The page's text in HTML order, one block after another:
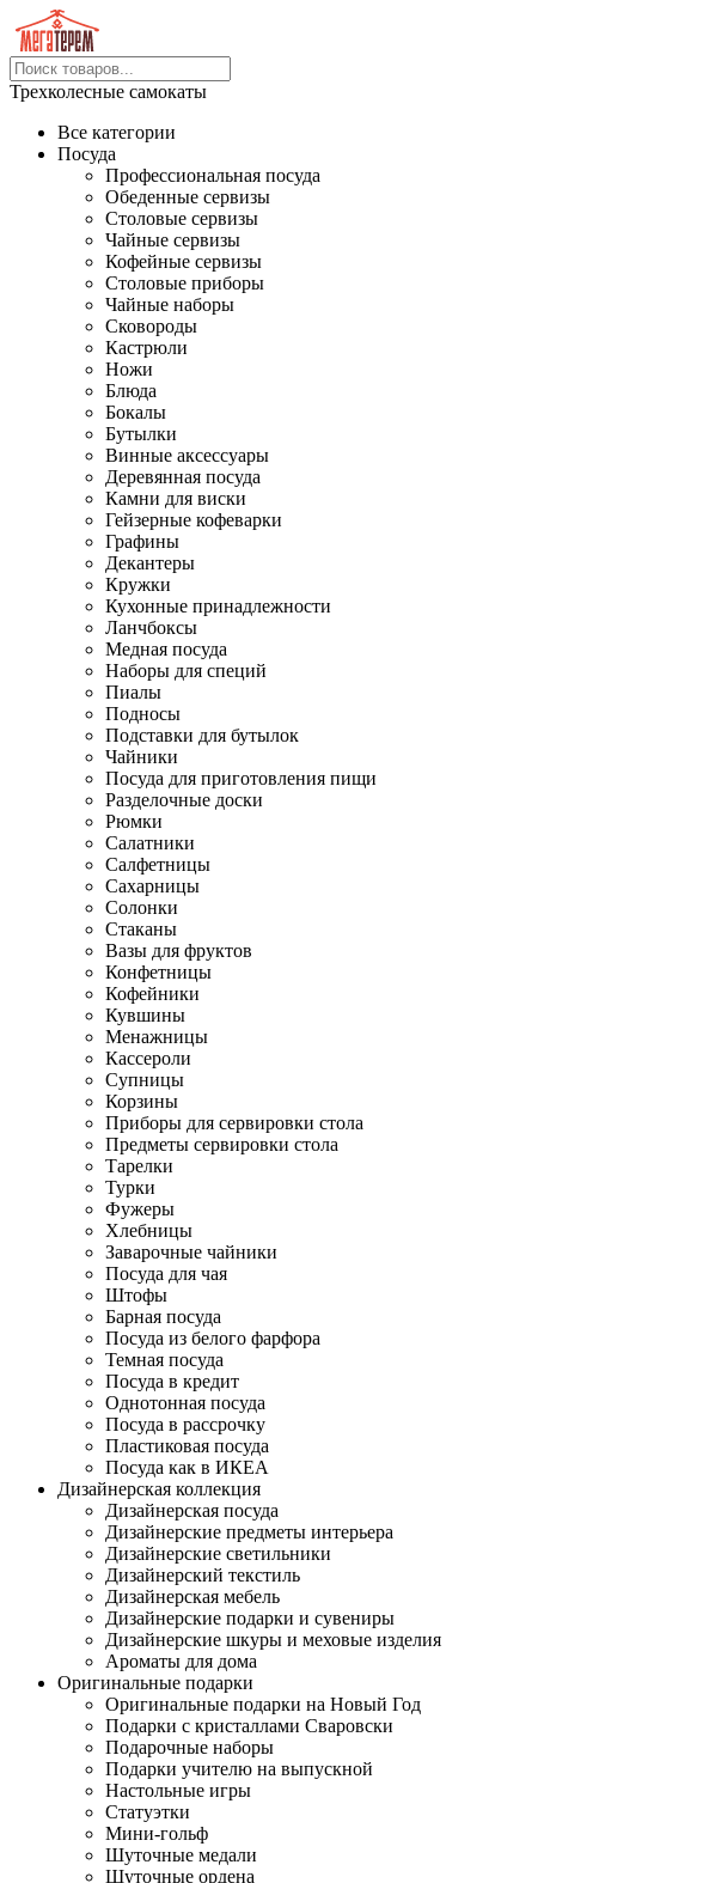
Трехколесные самокаты
Все категории
Посуда
Профессиональная посуда
Обеденные сервизы
Столовые сервизы
Чайные сервизы
Кофейные сервизы
Столовые приборы
Чайные наборы
Сковороды
Кастрюли
Ножи
Блюда
Бокалы
Бутылки
Винные аксессуары
Деревянная посуда
Камни для виски
Гейзерные кофеварки
Графины
Декантеры
Кружки
Кухонные принадлежности
Ланчбоксы
Медная посуда
Наборы для специй
Пиалы
Подносы
Подставки для бутылок
Чайники
Посуда для приготовления пищи
Разделочные доски
Рюмки
Салатники
Салфетницы
Сахарницы
Солонки
Стаканы
Вазы для фруктов
Конфетницы
Кофейники
Кувшины
Менажницы
Кассероли
Супницы
Корзины
Приборы для сервировки стола
Предметы сервировки стола
Тарелки
Турки
Фужеры
Хлебницы
Заварочные чайники
Посуда для чая
Штофы
Барная посуда
Посуда из белого фарфора
Темная посуда
Посуда в кредит
Однотонная посуда
Посуда в рассрочку
Пластиковая посуда
Посуда как в ИКЕА
Дизайнерская коллекция
Дизайнерская посуда
Дизайнерские предметы интерьера
Дизайнерские светильники
Дизайнерский текстиль
Дизайнерская мебель
Дизайнерские подарки и сувениры
Дизайнерские шкуры и меховые изделия
Ароматы для дома
Оригинальные подарки
Оригинальные подарки на Новый Год
Подарки с кристаллами Сваровски
Подарочные наборы
Подарки учителю на выпускной
Настольные игры
Статуэтки
Мини-гольф
Шуточные медали
Шуточные ордена